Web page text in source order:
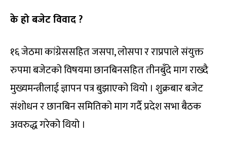
के हो बजेट विवाद ?
१६ जेठमा कांग्रेससहित जसपा, लोसपा र राप्रपाले संयुक्त
रुपमा बजेटको विषयमा छानबिनसहित तीनबुँदे माग राख्दै
मुख्यमन्त्रीलाई ज्ञापन पत्र बुझाएको थियो । शुक्रबार बजेट
संशोधन र छानबिन समितिको माग गर्दै प्रदेश सभा बैठक
अवरुद्ध गरेको थियो ।